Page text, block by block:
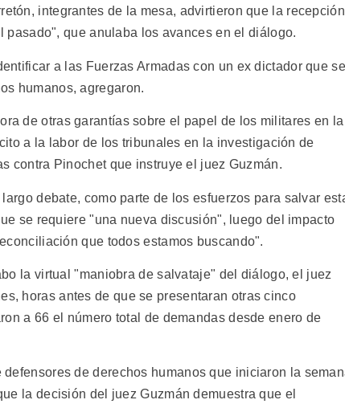
integrantes de la mesa, advirtieron que la recepción
que anulaba los avances en el diálogo.
a las Fuerzas Armadas con un ex dictador que se
humanos, agregaron.
de otras garantías sobre el papel de los militares en la
a la labor de los tribunales en la investigación de
contra Pinochet que instruye el juez Guzmán.
debate, como parte de los esfuerzos para salvar
se requiere "una nueva discusión", luego del impacto
que todos estamos buscando".
la virtual "maniobra de salvataje" del diálogo, el juez
horas antes de que se presentaran otras cinco
a 66 el número total de demandas desde enero de
de derechos humanos que iniciaron la
la decisión del juez Guzmán demuestra que el